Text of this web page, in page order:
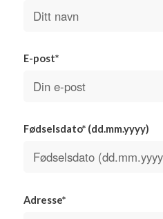
E-post*
Fødselsdato* (dd.mm.yyyy)
Adresse*